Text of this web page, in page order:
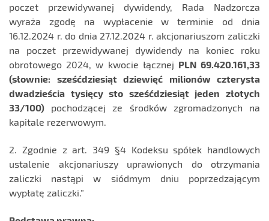
poczet przewidywanej dywidendy, Rada Nadzorcza
wyraża zgodę na wypłacenie w terminie od dnia
16.12.2024 r. do dnia 27.12.2024 r. akcjonariuszom zaliczki
na poczet przewidywanej dywidendy na koniec roku
obrotowego 2024, w kwocie łącznej PLN 69.420.161,33
(słownie: sześćdziesiąt dziewięć milionów czterysta
dwadzieścia tysięcy sto sześćdziesiąt jeden złotych
33/100) pochodzącej ze środków zgromadzonych na
kapitale rezerwowym.
2. Zgodnie z art. 349 §4 Kodeksu spółek handlowych
ustalenie akcjonariuszy uprawionych do otrzymania
zaliczki nastąpi w siódmym dniu poprzedzającym
wypłatę zaliczki.”